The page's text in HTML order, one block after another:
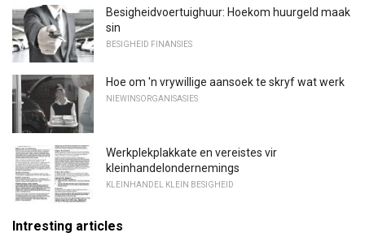
Besigheidvoertuighuur: Hoekom huurgeld maak
sin
BESIGHEID FINANSIES
Hoe om 'n vrywillige aansoek te skryf wat werk
NIEWINSORGANISASIES
Werkplekplakkate en vereistes vir
kleinhandelondernemings
KLEINHANDEL KLEIN BESIGHEID
Intresting articles